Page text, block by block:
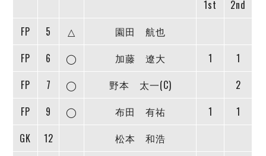
アグレミーナ浜松
ポルセイド浜田
ミラクルスマイル新居浜
1st
2nd
FP
5 △
園田 航也
FP
6 ◯ 加藤 遼大 1
1
FP
7 ◯ 野本 太一(C)
2
FP
9 ◯ 布田 有祐 1
1
GK
12
松本 和浩